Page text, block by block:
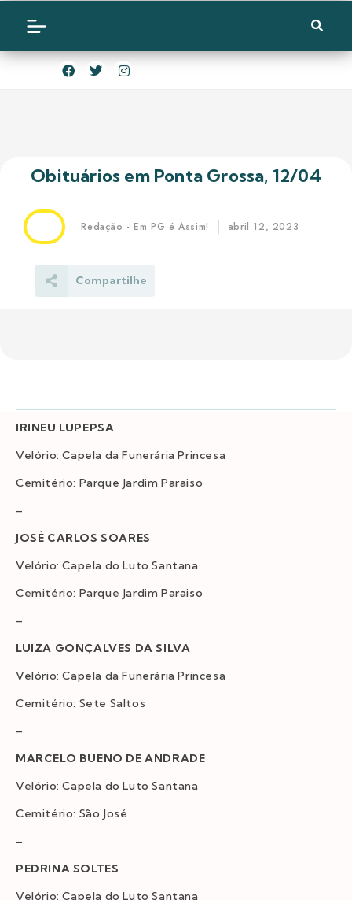
Obituários em Ponta Grossa, 12/04
Redação - Em PG é Assim! abril 12, 2023
Compartilhe
IRINEU LUPEPSA
Velório: Capela da Funerária Princesa
Cemitério: Parque Jardim Paraiso
–
JOSÉ CARLOS SOARES
Velório: Capela do Luto Santana
Cemitério: Parque Jardim Paraiso
–
LUIZA GONÇALVES DA SILVA
Velório: Capela da Funerária Princesa
Cemitério: Sete Saltos
–
MARCELO BUENO DE ANDRADE
Velório: Capela do Luto Santana
Cemitério: São José
–
PEDRINA SOLTES
Velório: Capela do Luto Santana